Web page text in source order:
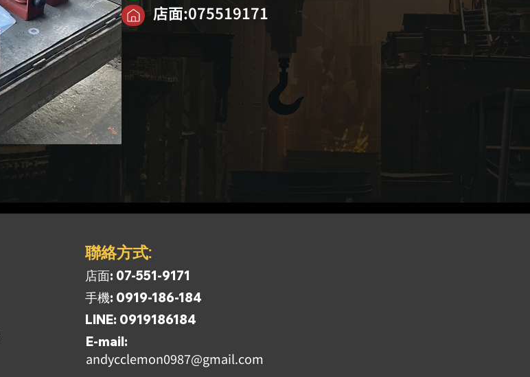
店面:075519171
​聯絡方式:
​店面: 07-551-9171
​手機: 0919-186-184
​LINE: 0919186184
​E-mail:
andycclemon0987@gmail.com